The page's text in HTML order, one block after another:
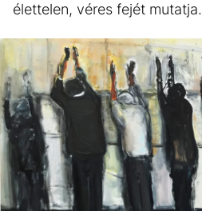
élettelen, véres fejét mutatja.